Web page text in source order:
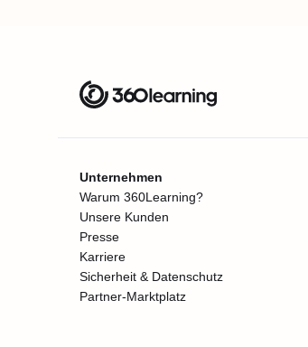
Unternehmen
Warum 360Learning?
Unsere Kunden
Presse
Karriere
Sicherheit & Datenschutz
Partner-Marktplatz